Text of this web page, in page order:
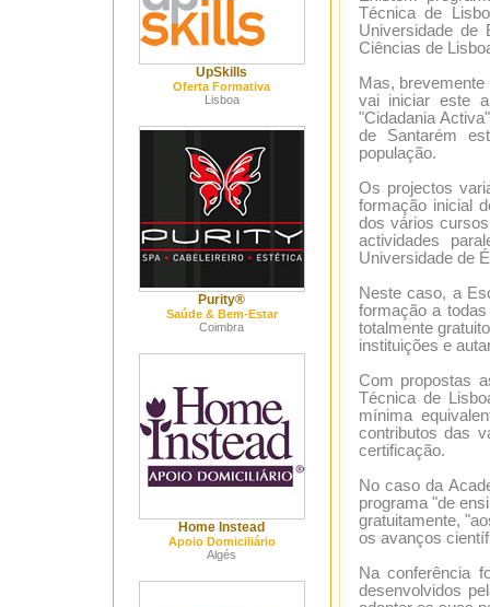
UpSkills
Oferta Formativa
Lisboa
Purity®
Saúde & Bem-Estar
Coimbra
Home Instead
Apoio Domiciliário
Algés
Técnica de
Universidade de
Ciências de
Mas,
vai iniciar este
"Cidadania
de Santarém
população.
Os projectos
formação inicial
dos vários
actividades
Universidade de
Neste caso, a
formação a
totalmente
instituições e
Com propostas
Técnica de
mínima
contributos das
certificação.
No caso da
programa "de
gratuitamente,
os avanços
Na conferência
desenvolvidos